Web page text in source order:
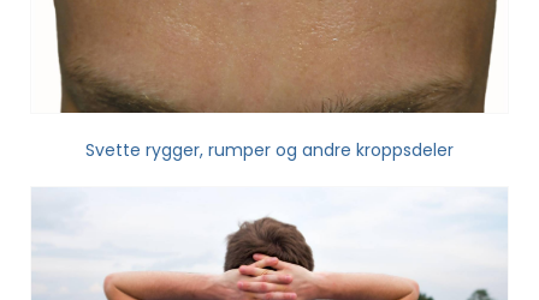
Svette rygger, rumper og andre kroppsdeler